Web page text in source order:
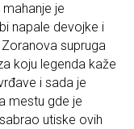
je
napale devojke i
supruga
koju legenda kaže
i sada je
mestu gde je
utiske ovih